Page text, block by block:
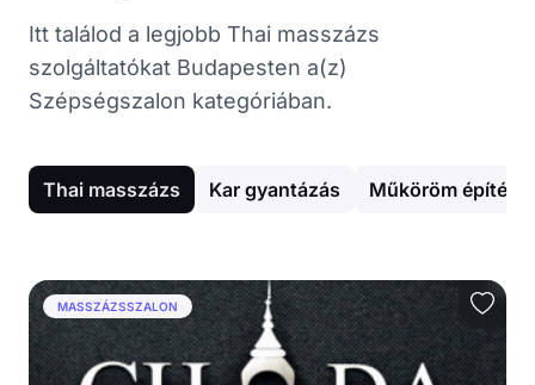
Itt találod a legjobb Thai masszázs
szolgáltatókat Budapesten a(z)
Szépségszalon kategóriában.
Thai masszázs Kar gyantázás Műköröm építés
MASSZÁZSSZALON